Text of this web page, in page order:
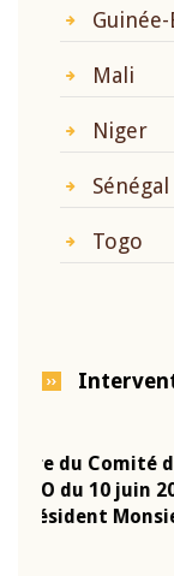
Guinée-
Mali
Niger
Sénégal
Togo
Allocution
Monétaire de
prononcée